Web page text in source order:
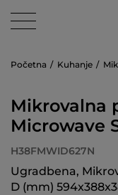
Početna Kuhanje
Mikrovalna
Microwave
H38FMWID627N
Ugradbena,
D (mm)